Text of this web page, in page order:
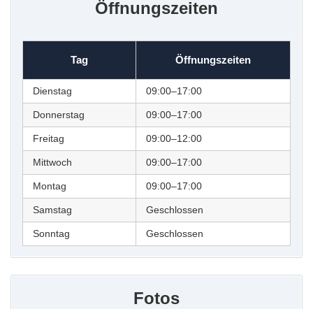
Öffnungszeiten
Tag Öffnungszeiten
Dienstag 09:00–17:00
Donnerstag 09:00–17:00
Freitag 09:00–12:00
Mittwoch 09:00–17:00
Montag 09:00–17:00
Samstag Geschlossen
Sonntag Geschlossen
Fotos